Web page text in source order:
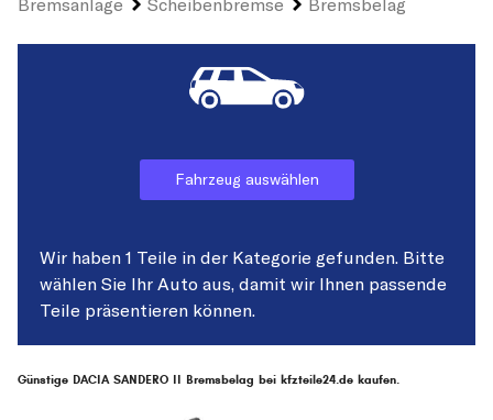
Bremsanlage
Scheibenbremse Bremsbelag
Fahrzeug auswählen
Wir haben 1 Teile in der Kategorie gefunden. Bitte
wählen Sie Ihr Auto aus, damit wir Ihnen passende
Teile präsentieren können.
Günstige DACIA SANDERO II Bremsbelag bei kfzteile24.de kaufen.